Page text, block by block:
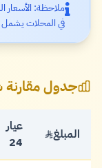
ملاحظة: الأسعار
في المحلات يشمل
جدول
المبلغ
عيار
24